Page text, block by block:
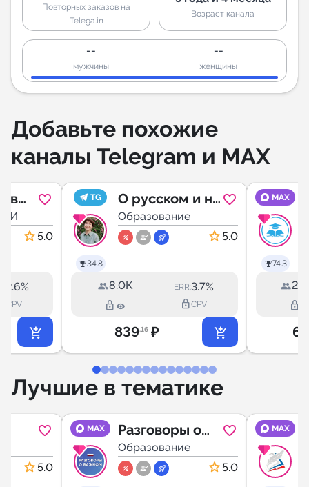
Повторных заказов на
Telega.in
Возраст канала
--
мужчины
--
женщины
Добавьте похожие
каналы Telegram и MAX
в
5.0
2.6%
CPV
TG
34.8
О русском и не
только
Образование
5.0
8.0K ERR:3.7%
lock_outline lock_outlineCPV
839.16 ₽
MAX
74.3
lock_outline
6
Лучшие в тематике
РФ, 5.0
MAX
Разговоры о
важном
Образование
5.0
MAX